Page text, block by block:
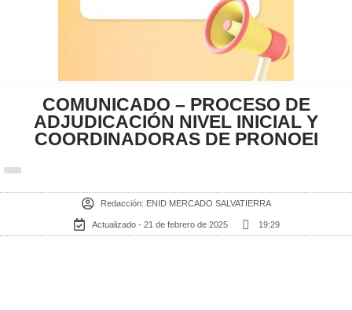
COMUNICADO – PROCESO DE
ADJUDICACIÓN NIVEL INICIAL Y
COORDINADORAS DE PRONOEI
Redacción: ENID MERCADO SALVATIERRA
Actualizado - 21 de febrero de 2025 19:29